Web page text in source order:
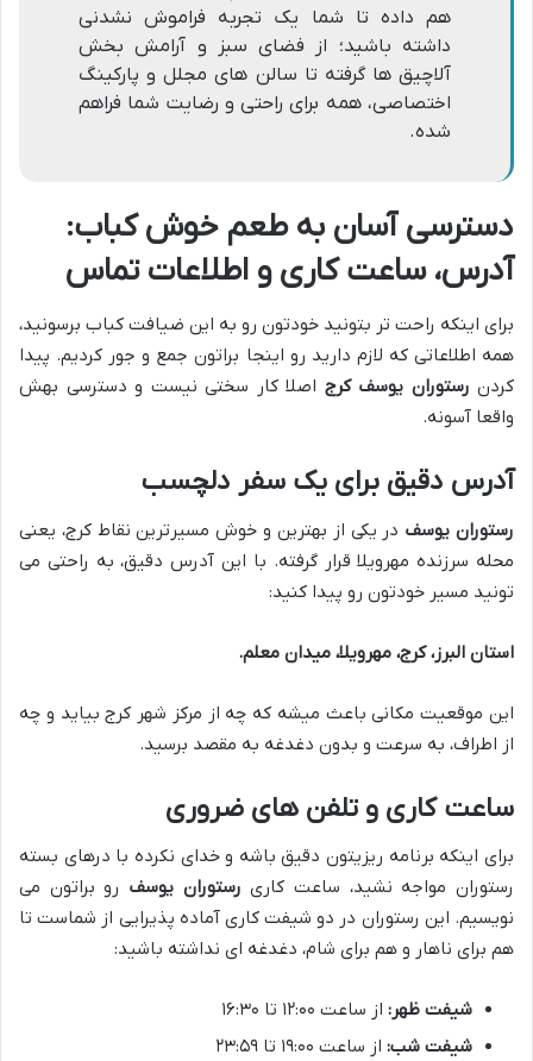
هم داده تا شما یک تجربه فراموش نشدنی
داشته باشید؛ از فضای سبز و آرامش بخش
آلاچیق ها گرفته تا سالن های مجلل و پارکینگ
اختصاصی، همه برای راحتی و رضایت شما فراهم
شده.
دسترسی آسان به طعم خوش کباب:
آدرس، ساعت کاری و اطلاعات تماس
برای اینکه راحت تر بتونید خودتون رو به این ضیافت کباب برسونید،
همه اطلاعاتی که لازم دارید رو اینجا براتون جمع و جور کردیم. پیدا
کردن رستوران یوسف کرج اصلا کار سختی نیست و دسترسی بهش
واقعا آسونه.
آدرس دقیق برای یک سفر دلچسب
رستوران یوسف در یکی از بهترین و خوش مسیرترین نقاط کرج، یعنی
محله سرزنده مهرویلا قرار گرفته. با این آدرس دقیق، به راحتی می
تونید مسیر خودتون رو پیدا کنید:
استان البرز، کرج، مهرویلا، میدان معلم.
این موقعیت مکانی باعث میشه که چه از مرکز شهر کرج بیاید و چه
از اطراف، به سرعت و بدون دغدغه به مقصد برسید.
ساعت کاری و تلفن های ضروری
برای اینکه برنامه ریزیتون دقیق باشه و خدای نکرده با درهای بسته
رستوران مواجه نشید، ساعت کاری رستوران یوسف رو براتون می
نویسیم. این رستوران در دو شیفت کاری آماده پذیرایی از شماست تا
هم برای ناهار و هم برای شام، دغدغه ای نداشته باشید:
شیفت ظهر: از ساعت ۱۲:۰۰ تا ۱۶:۳۰
شیفت شب: از ساعت ۱۹:۰۰ تا ۲۳:۵۹